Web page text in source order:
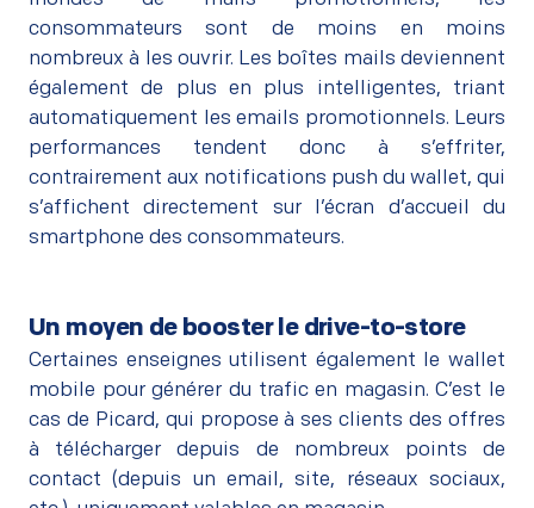
consommateurs sont de moins en moins
nombreux à les ouvrir. Les boîtes mails deviennent
également de plus en plus intelligentes, triant
automatiquement les emails promotionnels. Leurs
performances tendent donc à s’effriter,
contrairement aux notifications push du wallet, qui
s’affichent directement sur l’écran d’accueil du
smartphone des consommateurs.
Un moyen de booster le drive-to-store
Certaines enseignes utilisent également le wallet
mobile pour générer du trafic en magasin. C’est le
cas de Picard, qui propose à ses clients des offres
à télécharger depuis de nombreux points de
contact (depuis un email, site, réseaux sociaux,